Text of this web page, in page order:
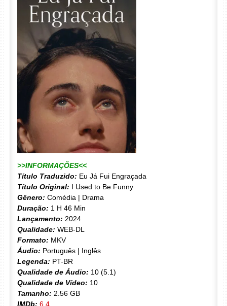
>>INFORMAÇÕES<<
Título Traduzido: Eu Já Fui Engraçada
Título Original: I Used to Be Funny
Gênero: Comédia | Drama
Duração: 1 H 46 Min
Lançamento: 2024
Qualidade: WEB-DL
Formato: MKV
Áudio: Português | Inglês
Legenda: PT-BR
Qualidade de Áudio: 10 (5.1)
Qualidade de Vídeo: 10
Tamanho: 2.56 GB
IMDb: 6,4